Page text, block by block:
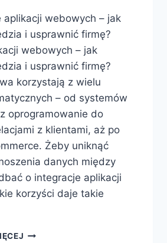
aplikacji webowych – jak
i usprawnić firmę?
webowych – jak
i usprawnić firmę?
korzystają z wielu
– od systemów
oprogramowanie do
z klientami, aż po
Żeby uniknąć
danych między
o integracje aplikacji
korzyści daje takie